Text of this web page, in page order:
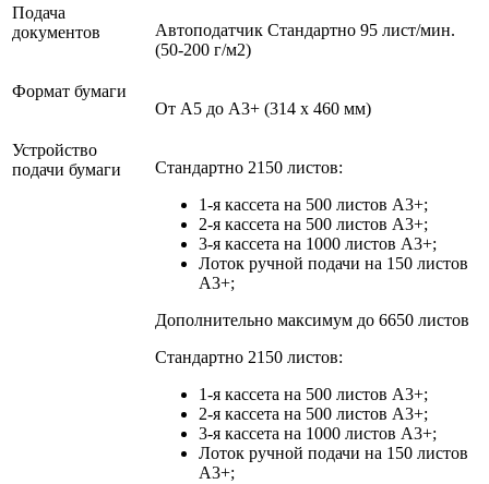
Подача
документов
Автоподатчик Стандартно 95 лист/мин.
(50-200 г/м2)
Формат бумаги
От A5 до A3+ (314 x 460 мм)
Устройство
подачи бумаги
Стандартно 2150 листов:
1-я кассета на 500 листов А3+;
2-я кассета на 500 листов A3+;
3-я кассета на 1000 листов A3+;
Лоток ручной подачи на 150 листов
А3+;
Дополнительно максимум до 6650 листов
Стандартно 2150 листов:
1-я кассета на 500 листов А3+;
2-я кассета на 500 листов A3+;
3-я кассета на 1000 листов A3+;
Лоток ручной подачи на 150 листов
А3+;